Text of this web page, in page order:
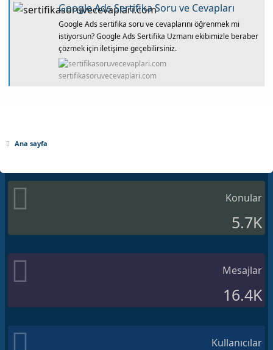
Google Ads Sertifika Soru ve Cevapları
Google Ads sertifika soru ve cevaplarını öğrenmek mi
istiyorsun? Google Ads Sertifika Uzmanı ekibimizle beraber
çözmek için iletişime geçebilirsiniz.
sertifikasoruvecevaplari.com
Ana sayfa
Konular
5.7K
Mesajlar
16.4K
Kullanıcılar